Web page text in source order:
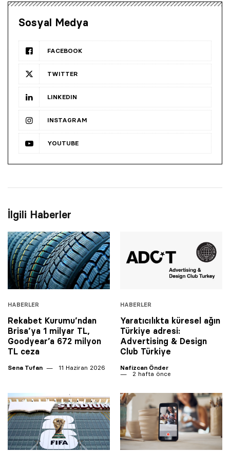
Sosyal Medya
FACEBOOK
TWITTER
LINKEDIN
INSTAGRAM
YOUTUBE
İlgili Haberler
HABERLER
Rekabet Kurumu’ndan
Brisa’ya 1 milyar TL,
Goodyear’a 672 milyon
TL ceza
Sena Tufan 11 Haziran 2026
HABERLER
Yaratıcılıkta küresel ağın
Türkiye adresi:
Advertising & Design
Club Türkiye
Nafizcan Önder
2 hafta önce